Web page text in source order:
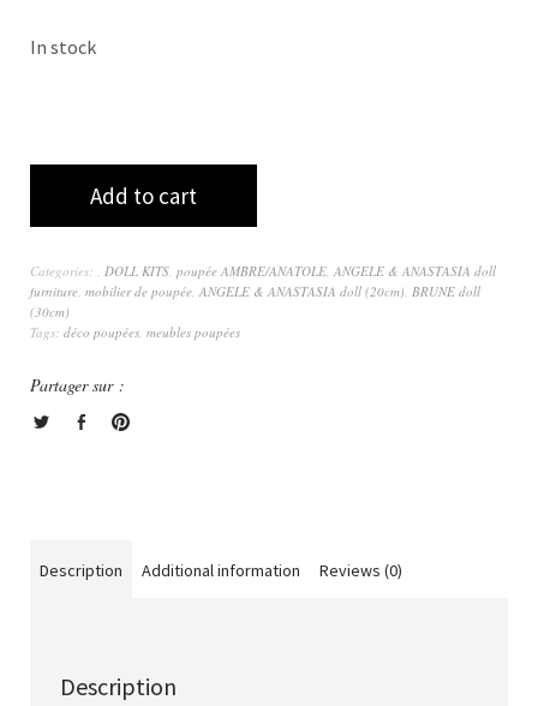
In stock
Add to cart
Categories: , DOLL KITS, poupée AMBRE/ANATOLE, ANGELE & ANASTASIA doll
furniture, mobilier de poupée, ANGELE & ANASTASIA doll (20cm), BRUNE doll
(30cm)
Tags: déco poupées, meubles poupées
Partager sur :
Description Additional information Reviews (0)
Description